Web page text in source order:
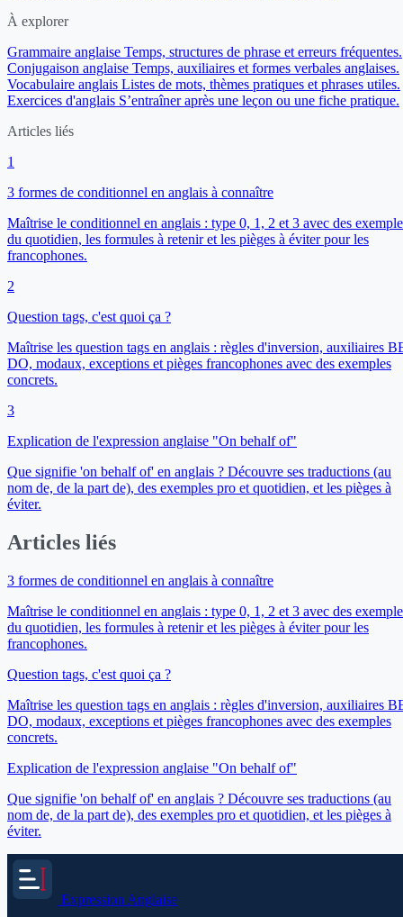
À explorer
Grammaire anglaise Temps, structures de phrase et erreurs fréquentes.
Conjugaison anglaise Temps, auxiliaires et formes verbales anglaises.
Vocabulaire anglais Listes de mots, thèmes pratiques et phrases utiles.
Exercices d'anglais S’entraîner après une leçon ou une fiche pratique.
Articles liés
1
3 formes de conditionnel en anglais à connaître
Maîtrise le conditionnel en anglais : type 0, 1, 2 et 3 avec des
du quotidien, les formules à retenir et les pièges à éviter pour les
francophones.
2
Question tags, c'est quoi ça ?
Maîtrise les question tags en anglais : règles d'inversion, auxiliaires
DO, modaux, exceptions et pièges francophones avec des exemples
concrets.
3
Explication de l'expression anglaise "On behalf of"
Que signifie 'on behalf of' en anglais ? Découvre ses traductions (au
nom de, de la part de), des exemples pro et quotidien, et les pièges à
éviter.
Articles liés
3 formes de conditionnel en anglais à connaître
Maîtrise le conditionnel en anglais : type 0, 1, 2 et 3 avec des
du quotidien, les formules à retenir et les pièges à éviter pour les
francophones.
Question tags, c'est quoi ça ?
Maîtrise les question tags en anglais : règles d'inversion, auxiliaires
DO, modaux, exceptions et pièges francophones avec des exemples
concrets.
Explication de l'expression anglaise "On behalf of"
Que signifie 'on behalf of' en anglais ? Découvre ses traductions (au
nom de, de la part de), des exemples pro et quotidien, et les pièges à
éviter.
Expression Anglaise